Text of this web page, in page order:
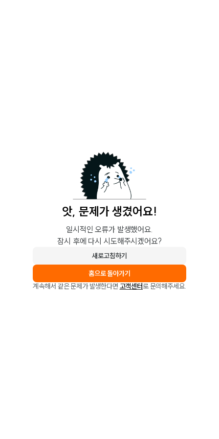
앗, 문제가 생겼어요!
일시적인 오류가 발생했어요.
잠시 후에 다시 시도해주시겠어요?
새로고침하기
홈으로 돌아가기
계속해서 같은 문제가 발생한다면 고객센터로 문의해주세요.